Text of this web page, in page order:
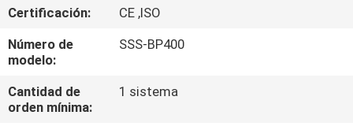
SOBRE
NOSOTROS
RECORRIDO
Certificación:
CE ,ISO
Número de
modelo:
SSS-BP400
Cantidad de
orden mínima:
1 sistema